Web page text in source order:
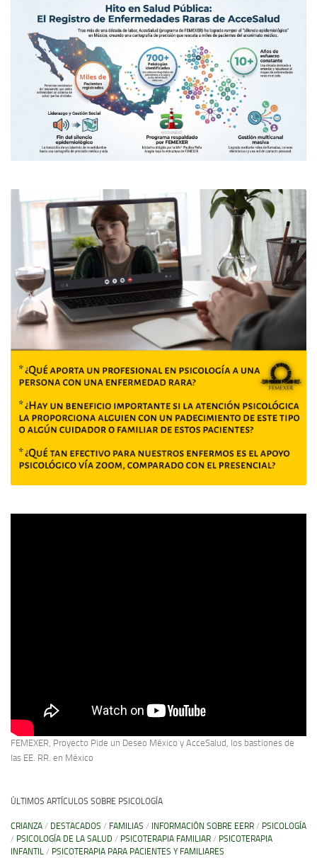
FEMEXER, Proyecto Pide un Deseo México y AcceSalud, los bastiones de
las EE. RR. en México
ÚLTIMOS ARTÍCULOS SOBRE PSICOLOGÍA
CRIANZA / DESTACADOS / FAMILIAS / INFORMACIÓN SOBRE EERR / PSICOLOGÍA
/ PSICOLOGÍA DE LA SALUD / PSICOTERAPIA FAMILIAR / PSICOTERAPIA
INFANTIL / PSICOTERAPIA PARA PACIENTES Y FAMILIARES